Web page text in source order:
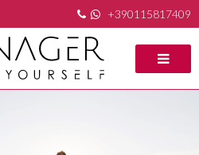
+390115817409